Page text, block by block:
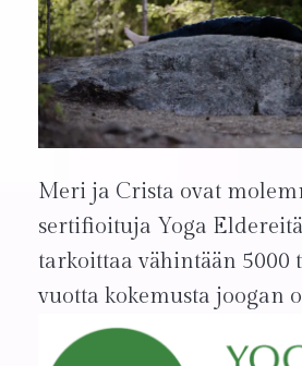
Meri ja Crista ovat
sertifioituja Yoga
tarkoittaa vähintään 5000
vuotta kokemusta joogan